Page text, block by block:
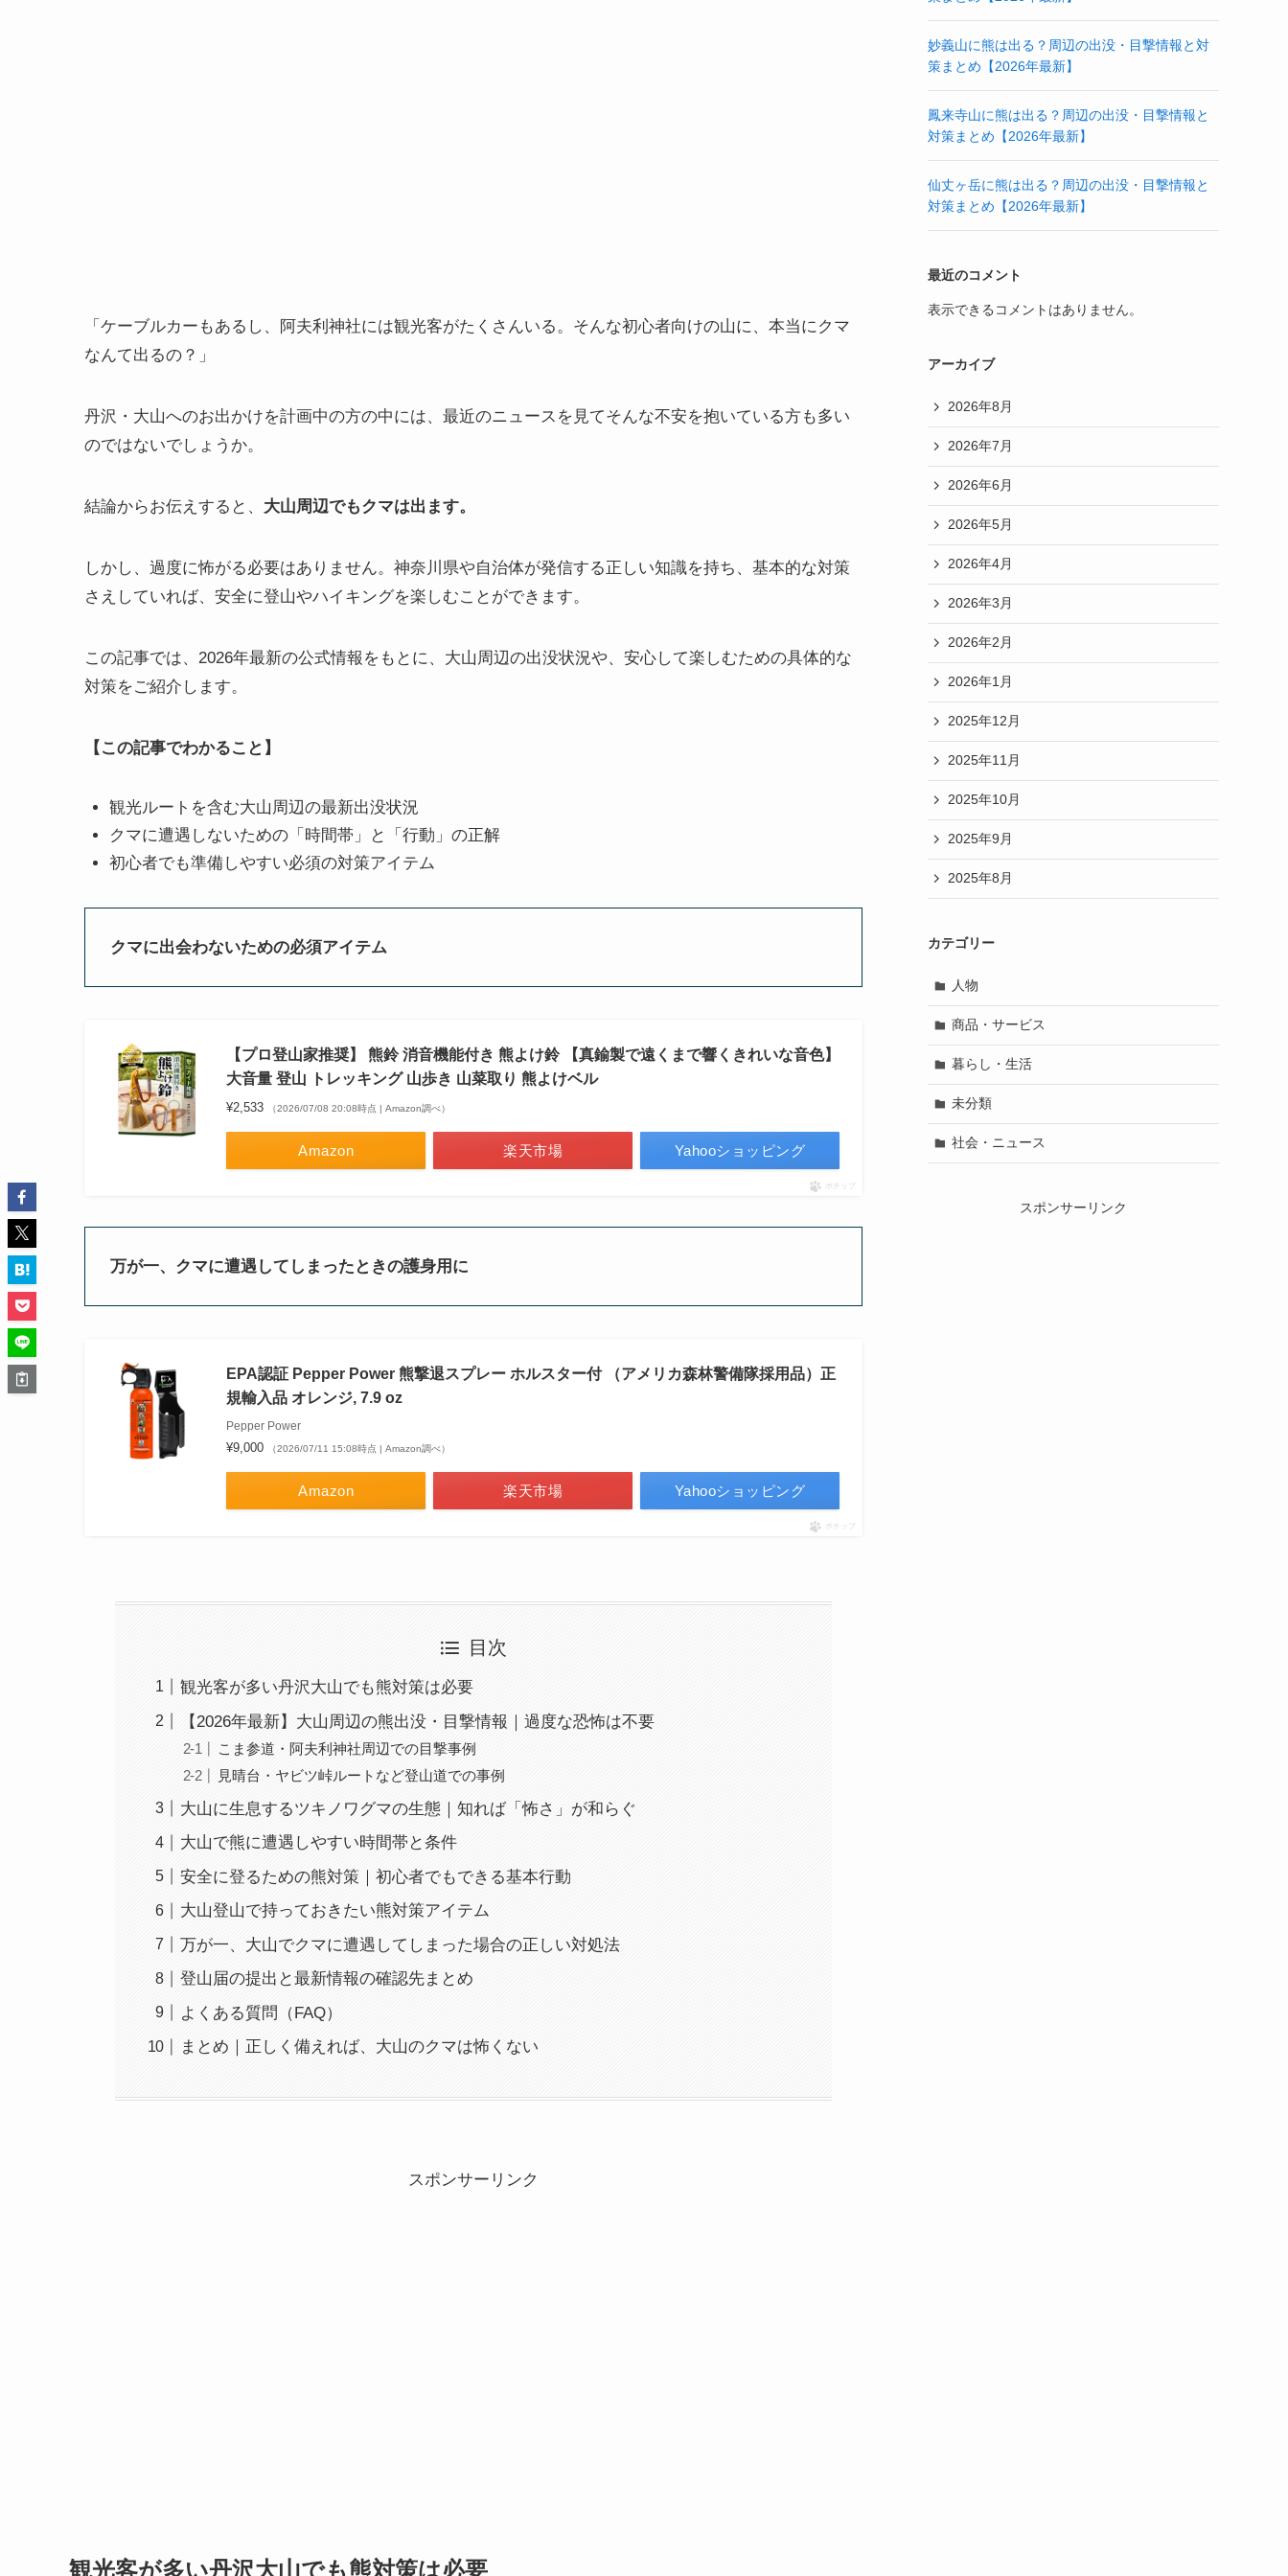
「ケーブルカーもあるし、阿夫利神社には観光客がたくさんいる。そんな初心者向けの山に、本当にクマ
なんて出るの？」
丹沢・大山へのお出かけを計画中の方の中には、最近のニュースを見てそんな不安を抱いている方も多い
のではないでしょうか。
結論からお伝えすると、 大山周辺でもクマは出ます。
しかし、過度に怖がる必要はありません。神奈川県や自治体が発信する正しい知識を持ち、基本的な対策
さえしていれば、安全に登山やハイキングを楽しむことができます。
この記事では、2026年最新の公式情報をもとに、大山周辺の出没状況や、安心して楽しむための具体的な
対策をご紹介します。
【この記事でわかること】
観光ルートを含む大山周辺の最新出没状況
クマに遭遇しないための「時間帯」と「行動」の正解
初心者でも準備しやすい必須の対策アイテム
クマに出会わないための必須アイテム
【プロ登山家推奨】 熊鈴 消音機能付き 熊よけ鈴 【真鍮製で遠くまで響くきれいな音色】
大音量 登山 トレッキング 山歩き 山菜取り 熊よけベル
¥2,533 （2026/07/08 20:08時点 | Amazon調べ）
Amazon 楽天市場 Yahooショッピング
ポチップ
万が一、クマに遭遇してしまったときの護身用に
EPA認証 Pepper Power 熊撃退スプレー ホルスター付 （アメリカ森林警備隊採用品）正
規輸入品 オレンジ, 7.9 oz
Pepper Power
¥9,000 （2026/07/11 15:08時点 | Amazon調べ）
Amazon 楽天市場 Yahooショッピング
ポチップ
目次
観光客が多い丹沢大山でも熊対策は必要
【2026年最新】大山周辺の熊出没・目撃情報｜過度な恐怖は不要
こま参道・阿夫利神社周辺での目撃事例
見晴台・ヤビツ峠ルートなど登山道での事例
大山に生息するツキノワグマの生態｜知れば「怖さ」が和らぐ
大山で熊に遭遇しやすい時間帯と条件
安全に登るための熊対策｜初心者でもできる基本行動
大山登山で持っておきたい熊対策アイテム
万が一、大山でクマに遭遇してしまった場合の正しい対処法
登山届の提出と最新情報の確認先まとめ
よくある質問（FAQ）
まとめ｜正しく備えれば、大山のクマは怖くない
スポンサーリンク
観光客が多い丹沢大山でも熊対策は必要
妙義山に熊は出る？周辺の出没・目撃情報と対
策まとめ【2026年最新】
鳳来寺山に熊は出る？周辺の出没・目撃情報と
対策まとめ【2026年最新】
仙丈ヶ岳に熊は出る？周辺の出没・目撃情報と
対策まとめ【2026年最新】
最近のコメント
表示できるコメントはありません。
アーカイブ
2026年8月
2026年7月
2026年6月
2026年5月
2026年4月
2026年3月
2026年2月
2026年1月
2025年12月
2025年11月
2025年10月
2025年9月
2025年8月
カテゴリー
人物
商品・サービス
暮らし・生活
未分類
社会・ニュース
スポンサーリンク